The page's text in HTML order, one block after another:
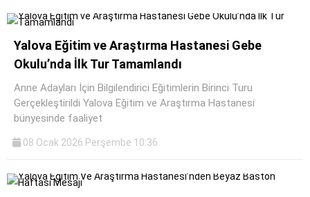
Yalova Eğitim ve Araştırma Hastanesi Gebe
Okulu’nda İlk Tur Tamamlandı
Anne Adayları İçin Bilgilendirici Eğitimlerin Birinci Turu
Gerçekleştirildi Yalova Eğitim ve Araştırma Hastanesi
bünyesinde faaliyet
08 Ocak 2026 Perşembe 10:36